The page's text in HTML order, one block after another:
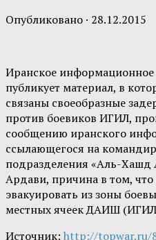
Опубликовано · 28.12.2015
Иранское информационное
публикует материал, в
связаны своеобразные
против боевиков ИГИЛ,
сообщению иранского
ссылающегося на
подразделения «Аль-
Ардави, причина в том,
эвакуировать из зоны
местных ячеек ДАИШ
Источник: http://topwar.ru/